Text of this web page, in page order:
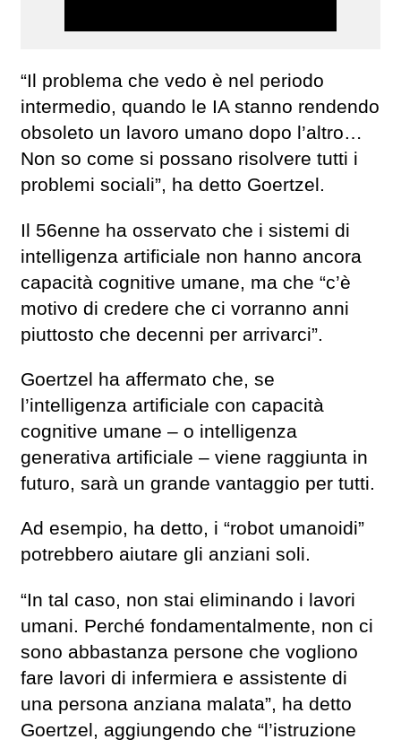
“Il problema che vedo è nel periodo
intermedio, quando le IA stanno rendendo
obsoleto un lavoro umano dopo l’altro…
Non so come si possano risolvere tutti i
problemi sociali”, ha detto Goertzel.
Il 56enne ha osservato che i sistemi di
intelligenza artificiale non hanno ancora
capacità cognitive umane, ma che “c’è
motivo di credere che ci vorranno anni
piuttosto che decenni per arrivarci”.
Goertzel ha affermato che, se
l’intelligenza artificiale con capacità
cognitive umane – o intelligenza
generativa artificiale – viene raggiunta in
futuro, sarà un grande vantaggio per tutti.
Ad esempio, ha detto, i “robot umanoidi”
potrebbero aiutare gli anziani soli.
“In tal caso, non stai eliminando i lavori
umani. Perché fondamentalmente, non ci
sono abbastanza persone che vogliono
fare lavori di infermiera e assistente di
una persona anziana malata”, ha detto
Goertzel, aggiungendo che “l’istruzione